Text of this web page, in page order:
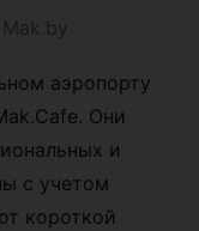
аэропорту
Они
и
с учетом
короткой